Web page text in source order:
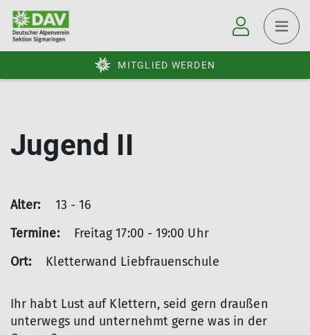
MITGLIED WERDEN
Jugend II
Alter:
13 - 16
Termine:
Freitag 17:00 - 19:00 Uhr
Ort:
Kletterwand Liebfrauenschule
Ihr habt Lust auf Klettern, seid gern draußen
unterwegs und unternehmt gerne was in der